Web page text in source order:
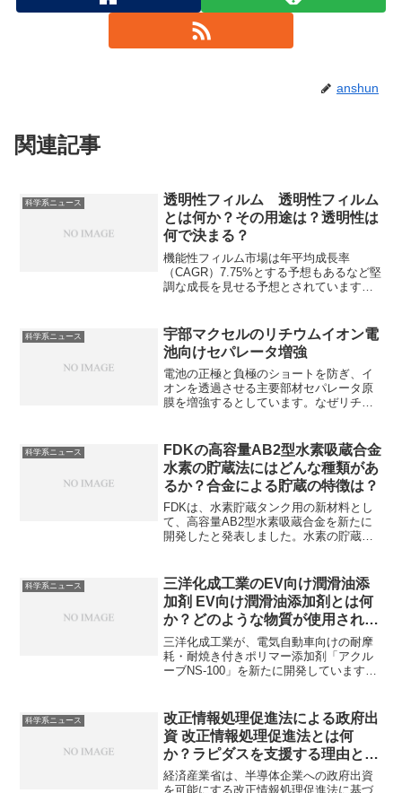
anshun
関連記事
科学系ニュース
透明性フィルム 透明性フィルム
とは何か？その用途は？透明性は
何で決まる？
機能性フィルム市場は年平均成長率
（CAGR）7.75%とする予想もあるなど堅
調な成長を見せる予想とされています。
明性が必要な保護膜などで利用されてい
ます。透明性を発揮するために必要なも
のは何か、どんな物質が透明性フィルム
として利用されているのかを知ることが
できます。
科学系ニュース
宇部マクセルのリチウムイオン電
池向けセパレータ増強
電池の正極と負極のショートを防ぎ、イ
オンを透過させる主要部材セパレータ原
膜を増強するとしています。なぜリチウ
科学系ニュース
FDKの高容量AB2型水素吸蔵合金
水素の貯蔵法にはどんな種類があ
るか？合金による貯蔵の特徴は？
FDKは、水素貯蔵タンク用の新材料とし
て、高容量AB2型水素吸蔵合金を新たに
開発したと発表しました。水素の貯蔵法
量あたりの貯蔵量が少ないのが課題であ
った合金の貯蔵量を増加させています。
水素の貯蔵法法や合金による貯蔵の特徴
を知ることができます。
科学系ニュース
三洋化成工業のEV向け潤滑油添
加剤 EV向け潤滑油添加剤とは何
か？どのような物質が使用される
のか？
三洋化成工業が、電気自動車向けの耐摩
耗・耐焼き付きポリマー添加剤「アクル
ーブNS-100」を新たに開発しています。
る化合物です。どのような化合物が使用
されるのか、なぜ潤滑性を高めることが
できるのかを知ることができます。
科学系ニュース
改正情報処理促進法による政府出
資 改正情報処理促進法とは何
か？ラピダスを支援する理由と懸
念点は？
経済産業省は、半導体企業への政府出資
を可能にする改正情報処理促進法に基づ